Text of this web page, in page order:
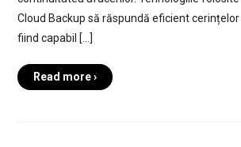
Cloud Backup să răspundă eficient
fiind capabil […]
Read more ›